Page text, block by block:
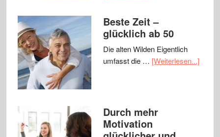
Beste Zeit –
glücklich ab 50
Die alten Wilden Eigentlich
umfasst die … [Weiterlesen...]
Durch mehr
Motivation